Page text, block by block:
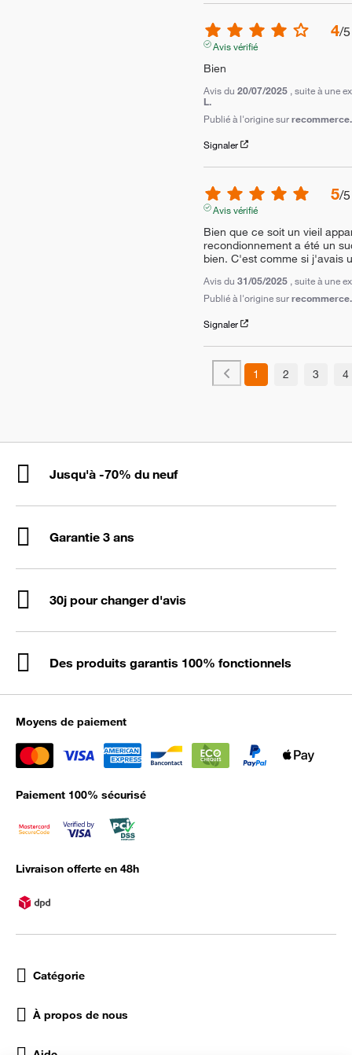
4/5
Avis vérifié
Bien
Avis du 20/07/2025 , suite à une
L.
Publié à l'origine sur
Signaler
5/5
Avis vérifié
Bien que ce soit un vieil
recondionnement a été un
bien. C'est comme si j'avais
Avis du 31/05/2025 , suite à une
Publié à l'origine sur
Signaler
1 2 3 4
Jusqu'à -70% du neuf
Garantie 3 ans
30j pour changer d'avis
Des produits garantis 100% fonctionnels
Moyens de paiement
Paiement 100% sécurisé
Livraison offerte en 48h
Catégorie
À propos de nous